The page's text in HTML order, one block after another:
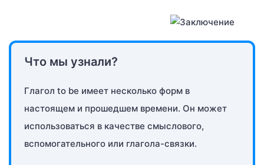
Что мы узнали?
Глагол to be имеет несколько форм в
настоящем и прошедшем времени. Он может
использоваться в качестве смыслового,
вспомогательного или глагола-связки.